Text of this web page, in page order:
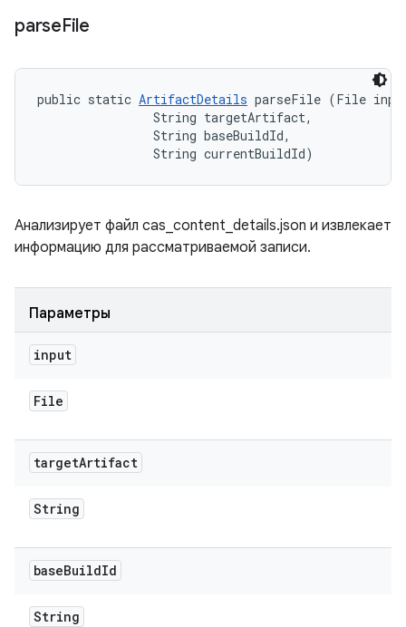
parseFile
public static ArtifactDetails parseFile (File
                String targetArtifact,
                String baseBuildId,
                String currentBuildId)
Анализирует файл cas_content_details.json и извлекает
информацию для рассматриваемой записи.
Параметры
input
File
targetArtifact
String
baseBuildId
String